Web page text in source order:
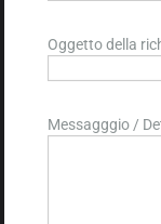
Oggetto della
Messagggio /